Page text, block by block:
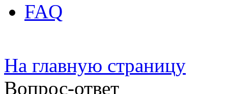
FAQ
На главную страницу
Вопрос-ответ